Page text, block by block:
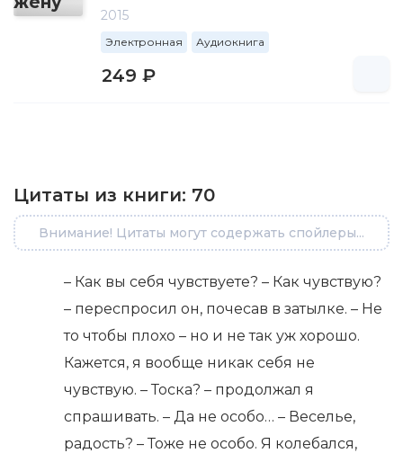
2015
Электронная Аудиокнига
249 ₽
Цитаты из книги: 70
Внимание! Цитаты могут содержать спойлеры...
– Как вы себя чувствуете? – Как чувствую?
– переспросил он, почесав в затылке. – Не
то чтобы плохо – но и не так уж хорошо.
Кажется, я вообще никак себя не
чувствую. – Тоска? – продолжал я
спрашивать. – Да не особо… – Веселье,
радость? – Тоже не особо. Я колебался,